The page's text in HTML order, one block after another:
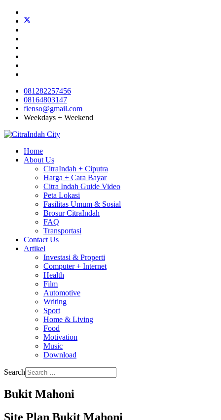
081282257456
08164803147
fienso@gmail.com
Weekdays + Weekend
Home
About Us
CitraIndah + Ciputra
Harga + Cara Bayar
Citra Indah Guide Video
Peta Lokasi
Fasilitas Umum & Sosial
Brosur CitraIndah
FAQ
Transportasi
Contact Us
Artikel
Investasi & Properti
Computer + Internet
Health
Film
Automotive
Writing
Sport
Home & Living
Food
Motivation
Music
Download
Search
Bukit Mahoni
Site Plan Bukit Mahoni